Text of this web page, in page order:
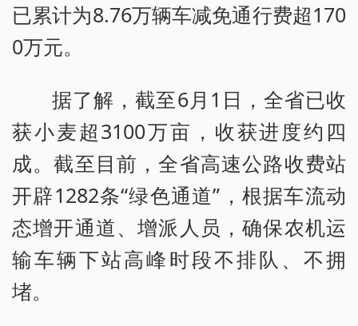
已累计为8.76万辆车减免通行费超170
0万元。
据了解，截至6月1日，全省已收
获小麦超3100万亩，收获进度约四
成。截至目前，全省高速公路收费站
开辟1282条“绿色通道”，根据车流动
态增开通道、增派人员，确保农机运
输车辆下站高峰时段不排队、不拥
堵。